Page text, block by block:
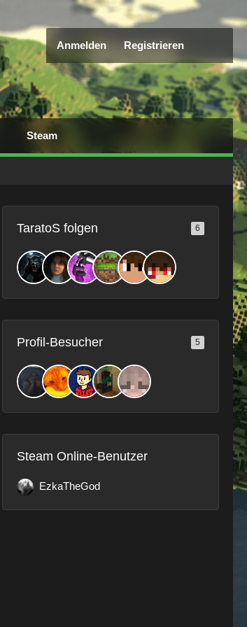
Anmelden Registrieren
Steam
TaratoS folgen 6
Profil-Besucher 5
Steam Online-Benutzer
EzkaTheGod